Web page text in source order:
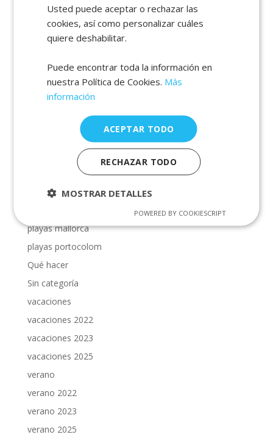
Categorías
Alquiler vacaciones Mallorca
alquiler villa vacacional mallorca
calas en Cala Dor
calas en mallorca
calas en manacor
calas en porto petro
calas en portocolom
playas Cala Dor
playas en manacor
playas mallorca
playas portocolom
Qué hacer
Sin categoría
vacaciones
vacaciones 2022
vacaciones 2023
vacaciones 2025
verano
verano 2022
verano 2023
verano 2025
Usted puede aceptar o rechazar las
cookies, así como personalizar cuáles
quiere deshabilitar.
Puede encontrar toda la información en
nuestra Política de Cookies. Más
información
ACEPTAR TODO
RECHAZAR TODO
MOSTRAR DETALLES
POWERED BY COOKIESCRIPT